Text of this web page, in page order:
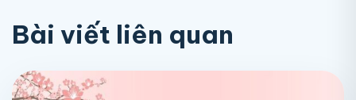
Bài viết liên quan